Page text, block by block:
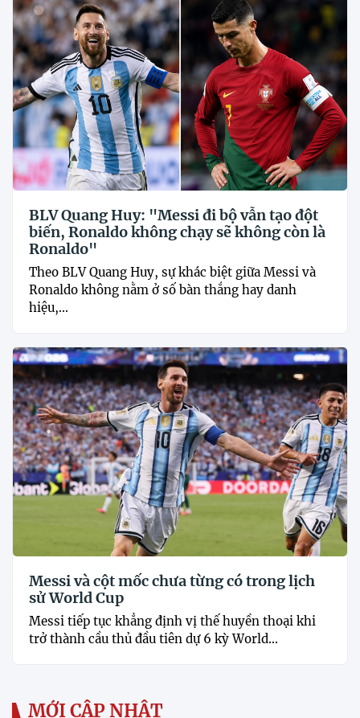
BLV Quang Huy: "Messi đi bộ vẫn tạo đột
biến, Ronaldo không chạy sẽ không còn là
Ronaldo"
Theo BLV Quang Huy, sự khác biệt giữa Messi và
Ronaldo không nằm ở số bàn thắng hay danh
hiệu,...
Messi và cột mốc chưa từng có trong lịch
sử World Cup
Messi tiếp tục khẳng định vị thế huyền thoại khi
trở thành cầu thủ đầu tiên dự 6 kỳ World...
MỚI CẬP NHẬT